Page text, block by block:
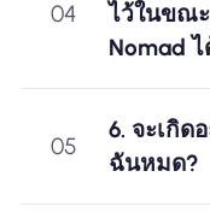
04
ไว้ในขณ
Nomad
05
6. จะเกิด
ฉันหมด?